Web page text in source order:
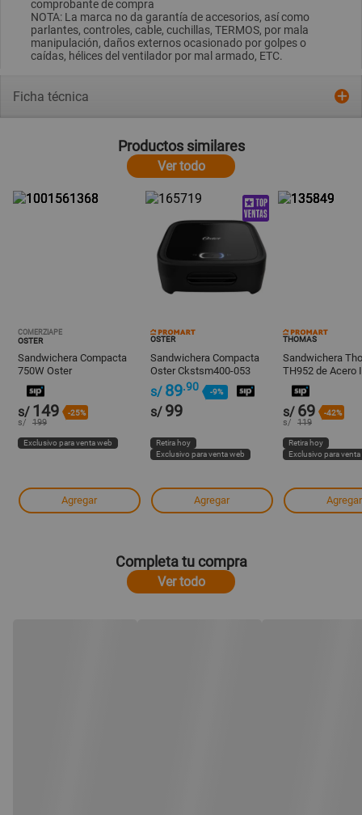
comprobante de compra
NOTA: La marca no da garantía de accesorios, así como
parlantes, controles, cable, cuchillas, TERMOS, por mala
manipulación, daños externos ocasionado por golpes o
caídas, hélices del ventilador por mal armado, ETC.
Ficha técnica
Productos similares
Ver todo
COMERZIAPE
OSTER
Sandwichera Compacta
750W Oster
CKSTSM2885R
s/ 149 -25%
s/ 199
Exclusivo para venta web
Agregar
OSTER
Sandwichera Compacta
Oster Ckstsm400-053
Negro
s/ 89.90 -9%
s/ 99
Retira hoy
Exclusivo para venta web
Agregar
THOMAS
Sandwichera
TH952 de Acero
Blanco
s/ 69 -42%
s/ 119
Retira hoy
Exclusivo para
Agregar
Completa tu compra
Ver todo